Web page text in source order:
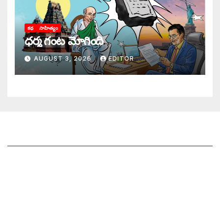
కథ సాహిత్యం
ధర్మ గంట మోగింది
AUGUST 3, 2026 EDITOR